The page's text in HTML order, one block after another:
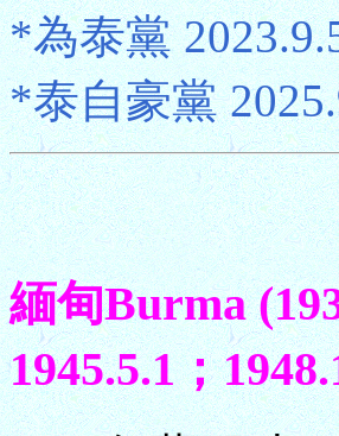
*為泰黨
*泰自豪黨
緬甸Burma
1945.5.1；